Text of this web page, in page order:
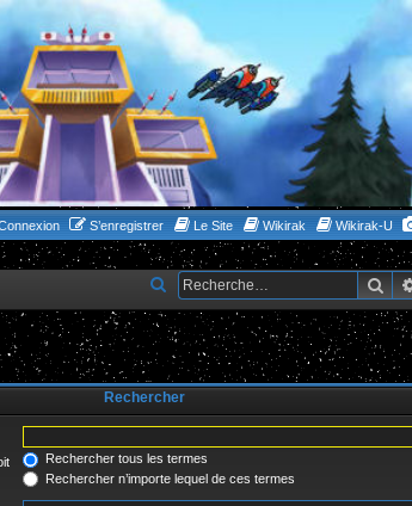
S’enregistrer Le Site Wikirak Wikirak-U
e
c
e
r
c
h
Rechercher
Rechercher tous les termes
Rechercher n’importe lequel de ces termes